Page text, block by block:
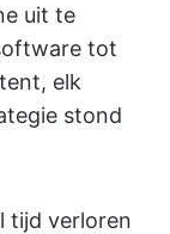
uit te
tot
elk
stond
tijd verloren